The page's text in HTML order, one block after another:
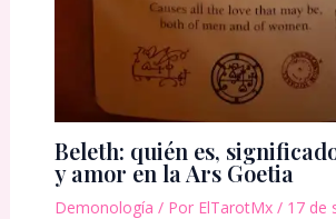
Beleth: quién es,
y amor en la Ars Goetia
Demonología / Por ElTarotMx / 17 de